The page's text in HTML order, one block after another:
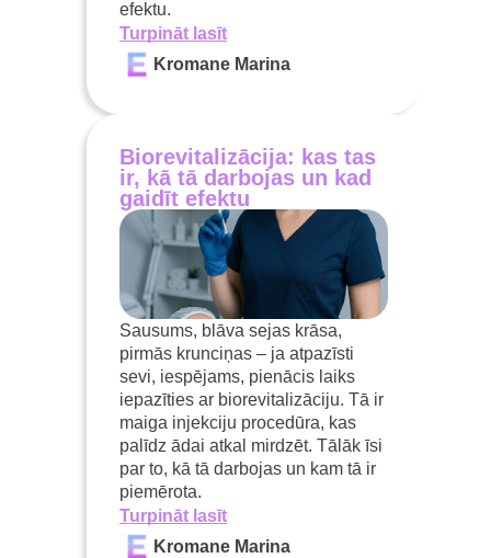
efektu.
Turpināt lasīt
Kromane Marina
Biorevitalizācija: kas tas
ir, kā tā darbojas un kad
gaidīt efektu
Sausums, blāva sejas krāsa,
pirmās krunciņas – ja atpazīsti
sevi, iespējams, pienācis laiks
iepazīties ar biorevitalizāciju. Tā ir
maiga injekciju procedūra, kas
palīdz ādai atkal mirdzēt. Tālāk īsi
par to, kā tā darbojas un kam tā ir
piemērota.
Turpināt lasīt
Kromane Marina